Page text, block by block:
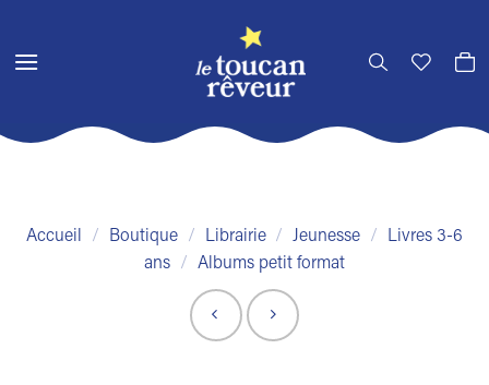
contenu
Accueil / Boutique / Librairie / Jeunesse /
Livres 3-6
ans
/ Albums petit format